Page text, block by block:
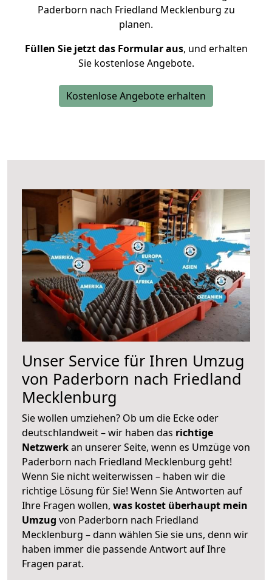
Paderborn nach Friedland Mecklenburg zu
planen.
Füllen Sie jetzt das Formular aus, und erhalten
Sie kostenlose Angebote.
Kostenlose Angebote erhalten
Unser Service für Ihren Umzug
von Paderborn nach Friedland
Mecklenburg
Sie wollen umziehen? Ob um die Ecke oder
deutschlandweit – wir haben das richtige
Netzwerkan unserer Seite, wenn es Umzüge von
Paderborn nach Friedland Mecklenburg geht!
Wenn Sie nicht weiterwissen – haben wir die
richtige Lösung für Sie! Wenn Sie Antworten auf
Ihre Fragen wollen, was kostet überhaupt mein
Umzug von Paderborn nach Friedland
Mecklenburg – dann wählen Sie sie uns, denn wir
haben immer die passende Antwort auf Ihre
Fragen parat.